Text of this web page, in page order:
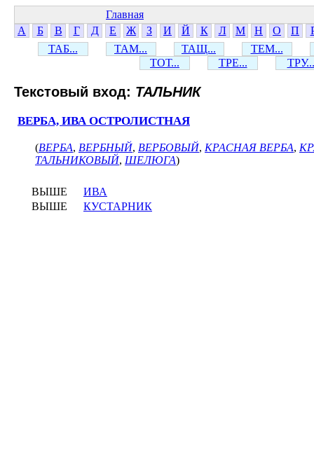
Главная
А
Б В Г Д Е Ж З И Й К Л М Н О П
ТАБ...
ТАМ... ТАЩ...
ТЕМ...
ТОТ...
ТРЕ... ТРУ...
Текстовый вход: ТАЛЬНИК
ВЕРБА, ИВА ОСТРОЛИСТНАЯ
(ВЕРБА, ВЕРБНЫЙ, ВЕРБОВЫЙ, КРАСНАЯ ВЕРБА,
ТАЛЬНИКОВЫЙ, ШЕЛЮГА)
ВЫШЕ
ИВА
ВЫШЕ
КУСТАРНИК